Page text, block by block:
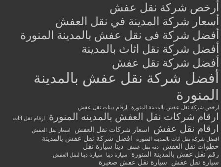
أرخص شركة نقل عفش
أسعار شركة المدينة في نقل العفش
أفضل شركة فى نقل عفش بالمدينة المنورة
أفضل شركة نقل اثاث بالمدينة
أفضل شركة نقل عفش
أفضل شركة نقل عفش بالمدينة
المنورة
ارخص شركة نقل عفش بالمدينة المنورة ارقام دينات نقل عفش
ارقام شركات نقل العفش بالمدينه المنورة ارقام نقل اثاث
ارقام نقل عفش اسعار شركات نقل العفش
اسعار نقل العفش
افضل شركة نقل اثاث بالمدينة المنورة
افضل شركة نقل عفش بالمدينة
خطوات نقل العفش
دنه نقل عفش
دينا سيارة نقل
رقم نقل عفش بالمدينة المنورة
سيارة دينا سيارة دينا لنقل العفش
سيارة نقل عفش سيارة نقل عفش صغيرة